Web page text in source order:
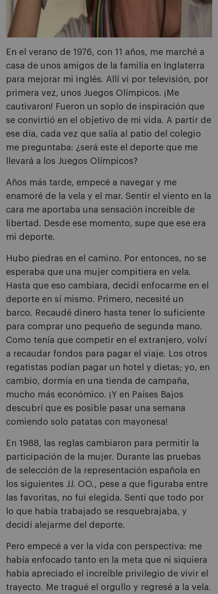
En el verano de 1976, con 11 años, me marché a
casa de unos amigos de la familia en Inglaterra
para mejorar mi inglés. Allí vi por televisión, por
primera vez, unos Juegos Olímpicos. ¡Me
cautivaron! Fueron un soplo de inspiración que
se convirtió en el objetivo de mi vida. A partir de
ese día, cada vez que salía al patio del colegio
me preguntaba: ¿será este el deporte que me
llevará a los Juegos Olímpicos?
Años más tarde, empecé a navegar y me
enamoré de la vela y el mar. Sentir el viento en la
cara me aportaba una sensación increíble de
libertad. Desde ese momento, supe que ese era
mi deporte.
Hubo piedras en el camino. Por entonces, no se
esperaba que una mujer compitiera en vela.
Hasta que eso cambiara, decidí enfocarme en el
deporte en sí mismo. Primero, necesité un
barco. Recaudé dinero hasta tener lo suficiente
para comprar uno pequeño de segunda mano.
Como tenía que competir en el extranjero, volví
a recaudar fondos para pagar el viaje. Los otros
regatistas podían pagar un hotel y dietas; yo, en
cambio, dormía en una tienda de campaña,
mucho más económico. ¡Y en Países Bajos
descubrí que es posible pasar una semana
comiendo solo patatas con mayonesa!
En 1988, las reglas cambiaron para permitir la
participación de la mujer. Durante las pruebas
de selección de la representación española en
los siguientes JJ. OO., pese a que figuraba entre
las favoritas, no fui elegida. Sentí que todo por
lo que había trabajado se resquebrajaba, y
decidí alejarme del deporte.
Pero empecé a ver la vida con perspectiva: me
había enfocado tanto en la meta que ni siquiera
había apreciado el increíble privilegio de vivir el
trayecto. Me tragué el orgullo y regresé a la vela.